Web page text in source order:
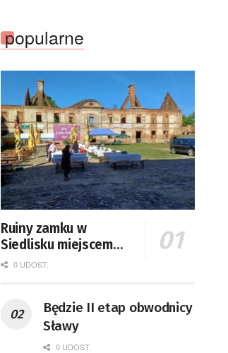
popularne
Ruiny zamku w
Siedlisku miejscem
święta plonów
0 UDOST.
Będzie II etap obwodnicy
Sławy
0 UDOST.